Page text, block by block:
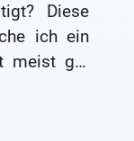
Diese
ich ein
meist gar